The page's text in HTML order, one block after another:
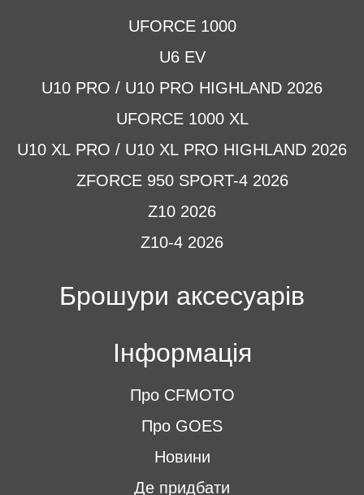
UFORCE 1000
U6 EV
U10 PRO / U10 PRO HIGHLAND 2026
UFORCE 1000 XL
U10 XL PRO / U10 XL PRO HIGHLAND 2026
ZFORCE 950 SPORT-4 2026
Z10 2026
Z10-4 2026
Брошури аксесуарів
Інформація
Про CFMOTO
Про GOES
Новини
Де придбати